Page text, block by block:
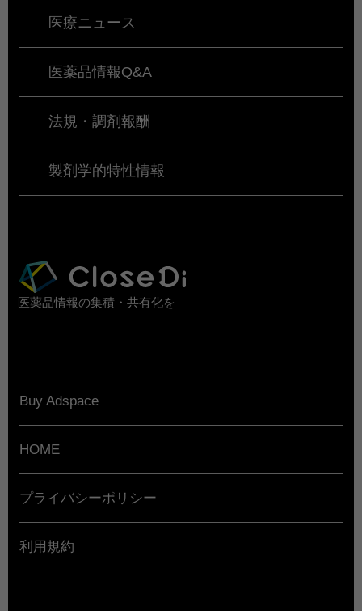
医療ニュース
医薬品情報Q&A
法規・調剤報酬
製剤学的特性情報
医薬品情報の集積・共有化を
Buy Adspace
HOME
プライバシーポリシー
利用規約